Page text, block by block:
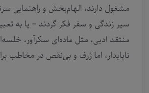
مشغول دارند، الهام‌بخش و راهنمایی
سیر زندگی و سفر فکر گردند – یا به
منتقد ادبی، مثل ماده‌ای سکرآور،
ناپایدار، اما ژرف و بی‌نقص در مخاطب